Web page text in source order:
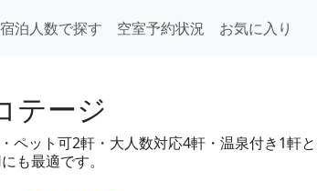
宿泊人数で探す 空室予約状況
お気に入り
テージ
ット可2軒・大人数対応4軒・温泉付き1軒
も最適です。